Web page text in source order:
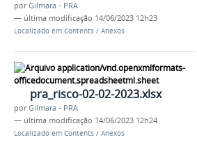
porGilmara - PRA
— última modificação 14/06/2023 12h23
Localizado em Contents / Anexos
pra_risco-02-02-2023.xlsx
porGilmara - PRA
— última modificação 14/06/2023 12h24
Localizado em Contents / Anexos